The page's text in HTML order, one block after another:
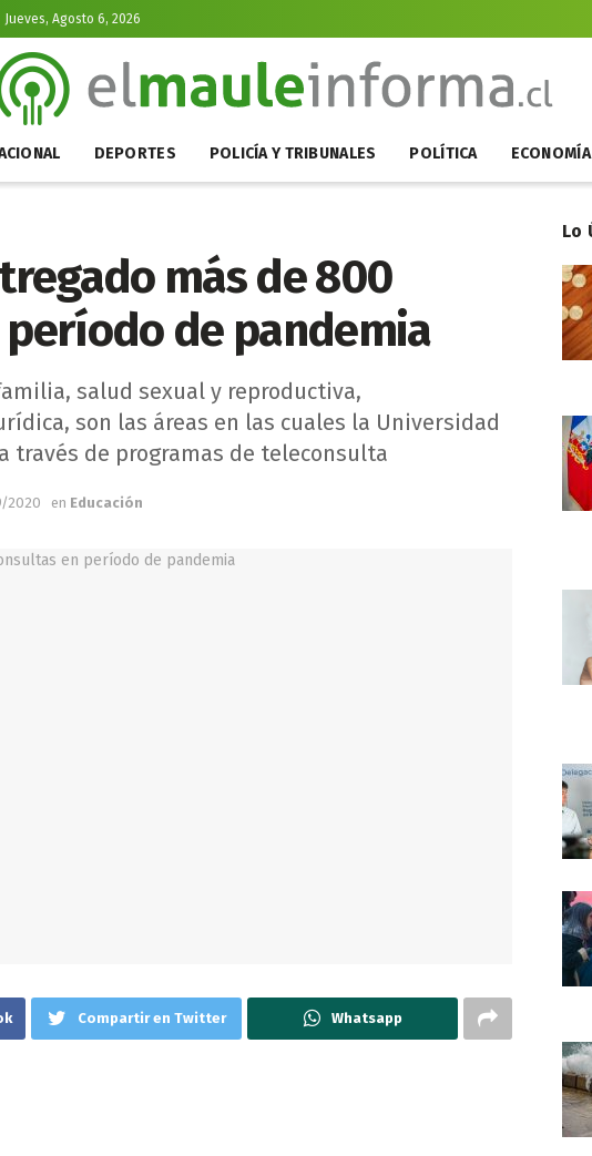
Jueves, Agosto 6, 2026
DEPORTES POLICÍA Y TRIBUNALES POLÍTICA ECONOMÍA
más de 800
de pandemia
salud sexual y reproductiva,
son las áreas en las cuales la Universidad
través de programas de teleconsulta
2020 en Educación
Compartir en Twitter Whatsapp
Lo